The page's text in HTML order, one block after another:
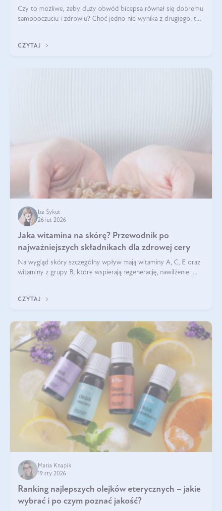
Czy to możliwe, żeby duży obwód bicepsa równał się dobremu
samopoczuciu i zdrowiu? Choć jedno nie wynika z drugiego, to
wyjaśnimy.
CZYTAJ
Iza Sykut
26 lut 2026
Jaka witamina na skórę? Przewodnik po
najważniejszych składnikach dla zdrowej cery
Na wygląd skóry szczególny wpływ mają witaminy A, C, E oraz
witaminy z grupy B, które wspierają regenerację, nawilżenie i
CZYTAJ
Maria Knapik
19 sty 2026
Ranking najlepszych olejków eterycznych – jakie
wybrać i po czym poznać jakość?